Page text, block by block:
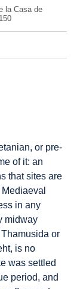
la Casa de
or pre-
of it: an
that sites are
in any
midway
or
is no
was settled
period, and